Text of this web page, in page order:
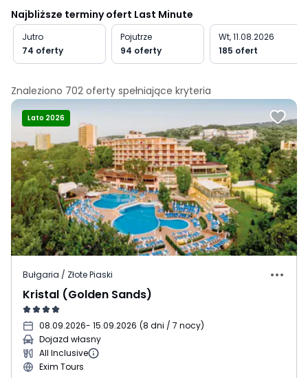
Najbliższe terminy ofert Last Minute
Jutro
74 oferty
Pojutrze
94 oferty
Wt, 11.08.2026
185 ofert
Znaleziono 702 oferty spełniające kryteria
Lato 2026
Bułgaria / Złote Piaski
Kristal (Golden Sands)
08.09.2026- 15.09.2026 (8 dni / 7 nocy)
Dojazd własny
All Inclusive
Exim Tours